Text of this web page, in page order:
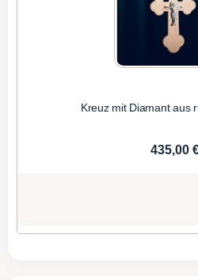
Kreuz mit Diamant aus
435,00